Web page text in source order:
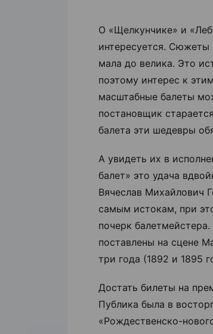
О «Щелкунчике» и
интересуется. Сюжеты
мала до велика. Это
поэтому интерес к
масштабные балеты
постановщик
балета эти шедевры
А увидеть их в
балет» это удача
Вячеслав Михайлович
самым истокам, при
почерк
поставлены на сцене
три года (1892 и 1895
Достать билеты на
Публика была в
«Рождественско-